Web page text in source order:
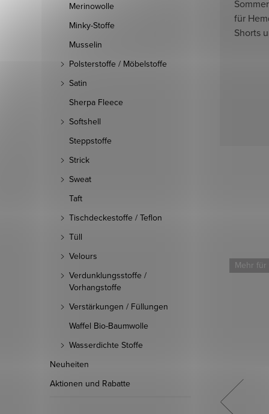
Merinowolle
Minky-Stoffe
Musselin
Polsterstoffe / Möbelstoffe
Satin
Sherpa Fleece
Softshell
Steppstoffe
Strick
Sweat
Taft
Tischdeckestoffe / Teflon
Tüll
Velours
Verdunklungsstoffe /
Vorhangstoffe
Verstärkungen / Füllungen
Waffel Bio-Baumwolle
Wasserdichte Stoffe
Neuheiten
Aktionen und Rabatte
für
Shorts
Mehr